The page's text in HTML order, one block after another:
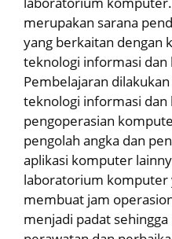
merupakan sarana
yang berkaitan dengan
teknologi informasi dan
Pembelajaran
teknologi informasi
pengoperasian
pengolah angka dan
aplikasi komputer
laboratorium komputer
membuat jam
menjadi padat